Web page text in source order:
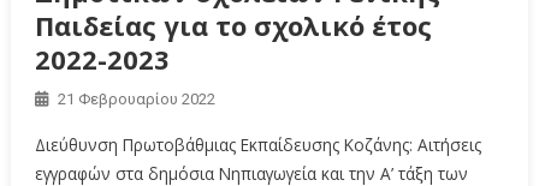
Παιδείας για το σχολικό έτος
2022-2023
21 Φεβρουαρίου 2022
Διεύθυνση Πρωτοβάθμιας Εκπαίδευσης Κοζάνης: Αιτήσεις
εγγραφών στα δημόσια Νηπιαγωγεία και την Α’ τάξη των